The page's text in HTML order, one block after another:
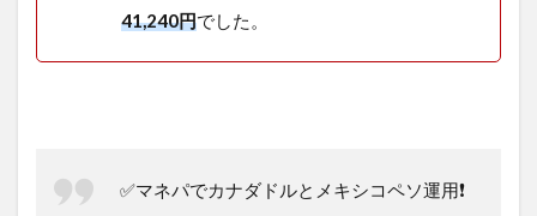
41,240円でした。
✅マネパでカナダドルとメキシコペソ運用❗️